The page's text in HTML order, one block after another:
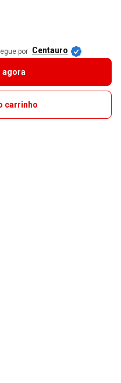
por Centauro
agora
carrinho